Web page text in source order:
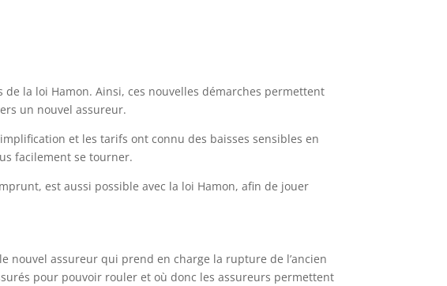
la loi Hamon. Ainsi, ces nouvelles démarches permettent
un nouvel assureur.
et les tarifs ont connu des baisses sensibles en
facilement se tourner.
est aussi possible avec la loi Hamon, afin de jouer
nouvel assureur qui prend en charge la rupture de l’ancien
pour pouvoir rouler et où donc les assureurs permettent